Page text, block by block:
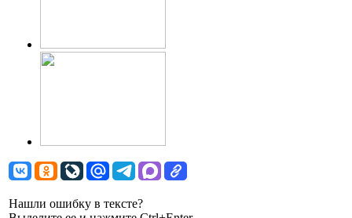
Нашли ошибку в тексте?